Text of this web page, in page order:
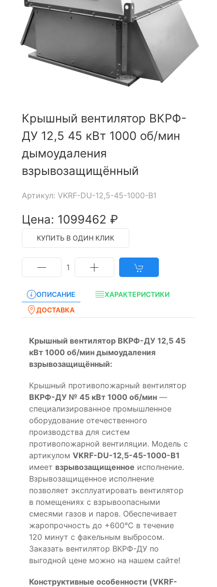
Крышный вентилятор ВКРФ-
ДУ 12,5 45 кВт 1000 об/мин
дымоудаления
взрывозащищённый
Артикул: VKRF-DU-12,5-45-1000-B1
Цена: 1099462 ₽
КУПИТЬ В ОДИН КЛИК
1
ОПИСАНИЕ
ХАРАКТЕРИСТИКИ
ДОСТАВКА
Крышный вентилятор ВКРФ-ДУ 12,5 45
кВт 1000 об/мин дымоудаления
взрывозащищённый:
Крышный противопожарный вентилятор
ВКРФ-ДУ № 45 кВт 1000 об/мин —
специализированное промышленное
оборудование отечественного
производства для систем
противопожарной вентиляции. Модель с
артикулом VKRF-DU-12,5-45-1000-B1
имеет взрывозащищенное исполнение.
Взрывозащищенное исполнение
позволяет эксплуатировать вентилятор
в помещениях с взрывоопасными
смесями газов и паров. Обеспечивает
жаропрочность до +600°С в течение
120 минут с факельным выбросом.
Заказать вентилятор ВКРФ-ДУ по
выгодной цене можно на нашем сайте!
Конструктивные особенности (VKRF-